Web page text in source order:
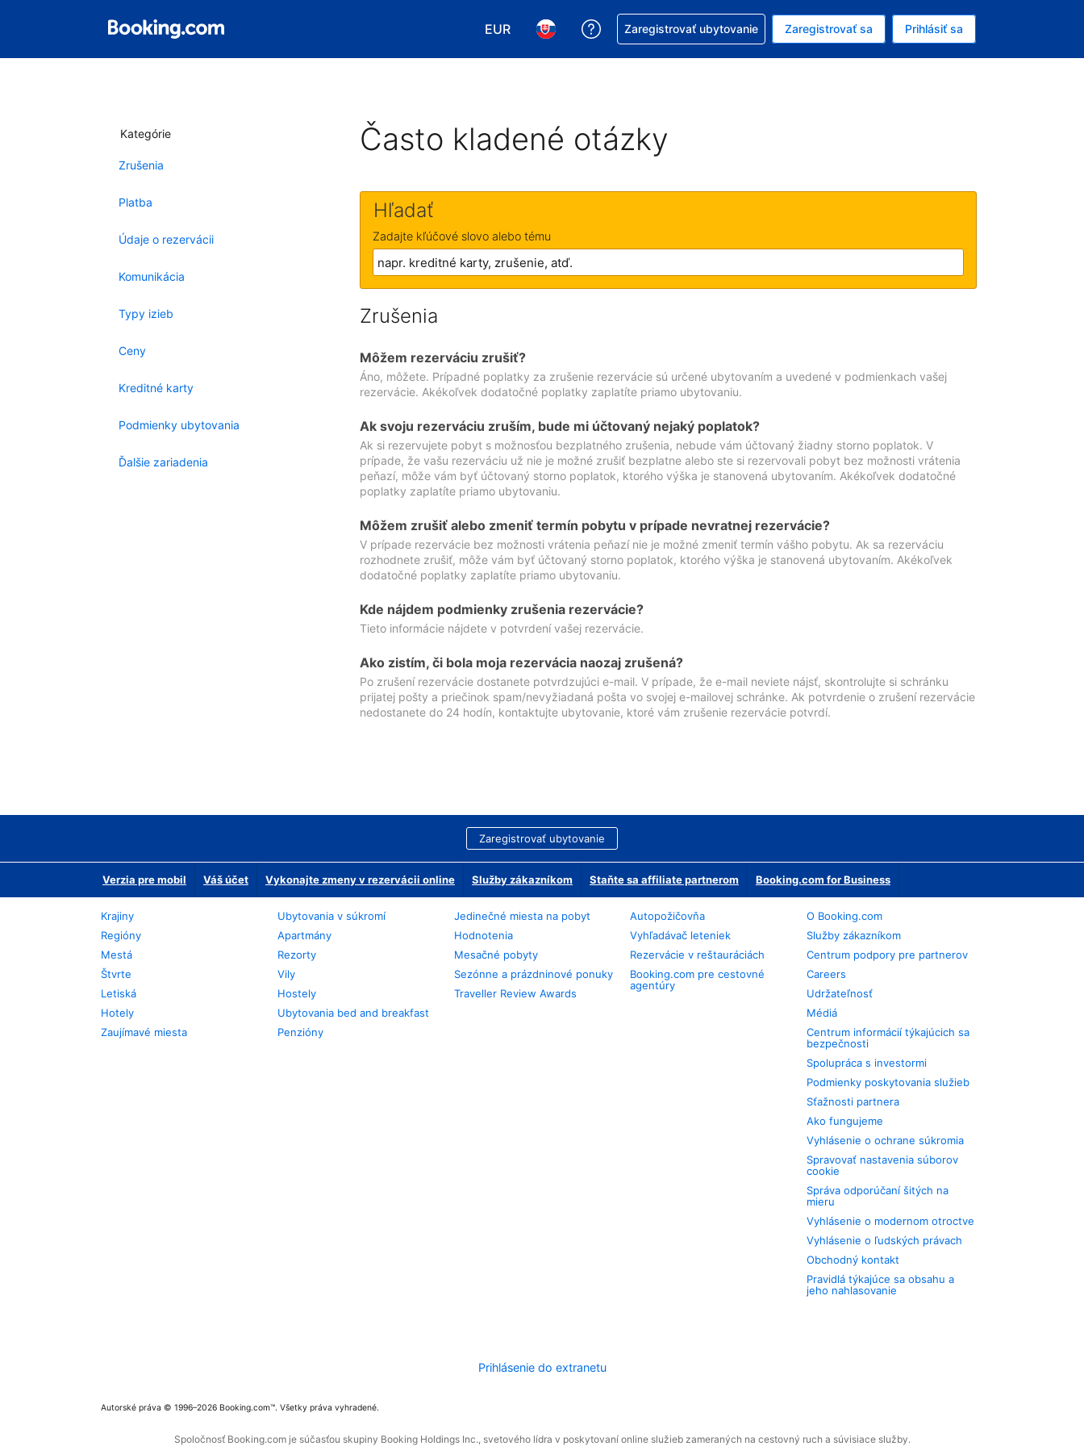
EUR
Vybrať menu. Momentálne máte zvolenú menu EUR
Vybrať jazyk. Momentálne máte zvolený jazyk V slovenčine
Získajte pomoc s rezerváciou
Zaregistrovať ubytovanie Zaregistrovať sa Prihlásiť sa
Kategórie
Zrušenia
Platba
Údaje o rezervácii
Komunikácia
Typy izieb
Ceny
Kreditné karty
Podmienky ubytovania
Ďalšie zariadenia
Často kladené otázky
Hľadať
Zadajte kľúčové slovo alebo tému
Zrušenia
Môžem rezerváciu zrušiť?
Áno, môžete. Prípadné poplatky za zrušenie rezervácie sú určené ubytovaním a uvedené v podmienkach vašej
rezervácie. Akékoľvek dodatočné poplatky zaplatíte priamo ubytovaniu.
Ak svoju rezerváciu zruším, bude mi účtovaný nejaký poplatok?
Ak si rezervujete pobyt s možnosťou bezplatného zrušenia, nebude vám účtovaný žiadny storno poplatok. V
prípade, že vašu rezerváciu už nie je možné zrušiť bezplatne alebo ste si rezervovali pobyt bez možnosti vrátenia
peňazí, môže vám byť účtovaný storno poplatok, ktorého výška je stanovená ubytovaním. Akékoľvek dodatočné
poplatky zaplatíte priamo ubytovaniu.
Môžem zrušiť alebo zmeniť termín pobytu v prípade nevratnej rezervácie?
V prípade rezervácie bez možnosti vrátenia peňazí nie je možné zmeniť termín vášho pobytu. Ak sa rezerváciu
rozhodnete zrušiť, môže vám byť účtovaný storno poplatok, ktorého výška je stanovená ubytovaním. Akékoľvek
dodatočné poplatky zaplatíte priamo ubytovaniu.
Kde nájdem podmienky zrušenia rezervácie?
Tieto informácie nájdete v potvrdení vašej rezervácie.
Ako zistím, či bola moja rezervácia naozaj zrušená?
Po zrušení rezervácie dostanete potvrdzujúci e-mail. V prípade, že e-mail neviete nájsť, skontrolujte si schránku
prijatej pošty a priečinok spam/nevyžiadaná pošta vo svojej e-mailovej schránke. Ak potvrdenie o zrušení rezervácie
nedostanete do 24 hodín, kontaktujte ubytovanie, ktoré vám zrušenie rezervácie potvrdí.
Zaregistrovať ubytovanie
Verzia pre mobil Váš účet Vykonajte zmeny v rezervácii online Služby zákazníkom Staňte sa affiliate partnerom Booking.com for Business
Krajiny
Regióny
Mestá
Štvrte
Letiská
Hotely
Zaujímavé miesta
Ubytovania v súkromí
Apartmány
Rezorty
Vily
Hostely
Ubytovania bed and breakfast
Penzióny
Jedinečné miesta na pobyt
Hodnotenia
Mesačné pobyty
Sezónne a prázdninové ponuky
Traveller Review Awards
Autopožičovňa
Vyhľadávač leteniek
Rezervácie v reštauráciách
Booking.com pre cestovné
agentúry
O Booking.com
Služby zákazníkom
Centrum podpory pre partnerov
Careers
Udržateľnosť
Médiá
Centrum informácií týkajúcich sa
bezpečnosti
Spolupráca s investormi
Podmienky poskytovania služieb
Sťažnosti partnera
Ako fungujeme
Vyhlásenie o ochrane súkromia
Spravovať nastavenia súborov
cookie
Správa odporúčaní šitých na
mieru
Vyhlásenie o modernom otroctve
Vyhlásenie o ľudských právach
Obchodný kontakt
Pravidlá týkajúce sa obsahu a
jeho nahlasovanie
Prihlásenie do extranetu
Autorské práva © 1996–2026 Booking.com™. Všetky práva vyhradené.
Spoločnosť Booking.com je súčasťou skupiny Booking Holdings Inc., svetového lídra v poskytovaní online služieb zameraných na cestovný ruch a súvisiace služby.